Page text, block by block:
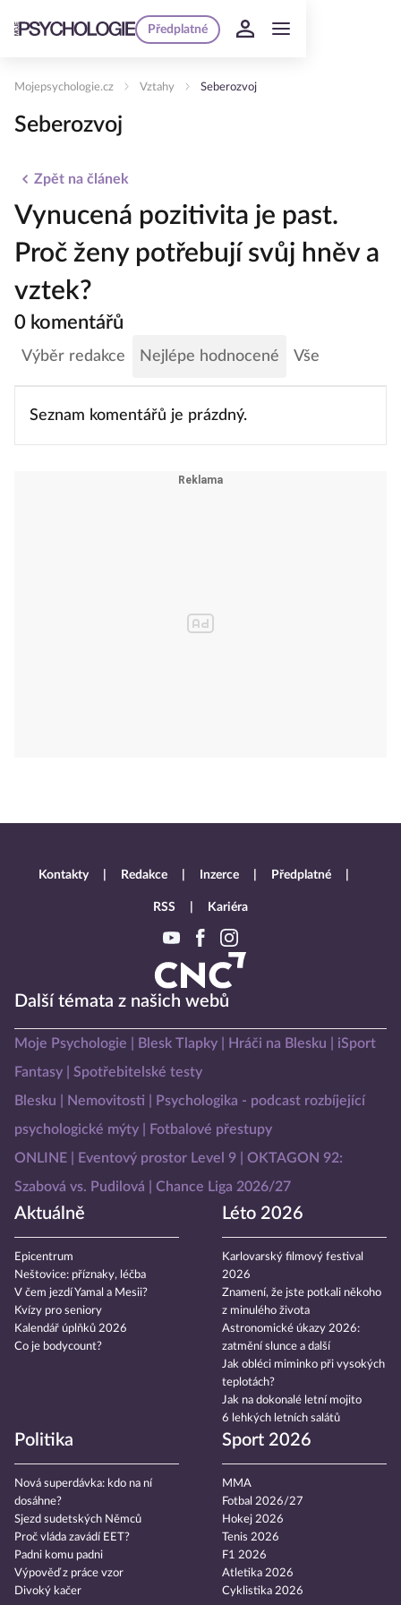
Předplatné
Mojepsychologie.cz Vztahy Seberozvoj
Seberozvoj
Zpět na článek
Vynucená pozitivita je past.
Proč ženy potřebují svůj hněv a
vztek?
0 komentářů
Výběr redakce Nejlépe hodnocené Vše
Seznam komentářů je prázdný.
Další témata z našich webů
Moje Psychologie Blesk Tlapky Hráči na Blesku
iSport
Fantasy
Spotřebitelské testy
Blesku
Nemovitosti
Psychologika - podcast rozbíjející
psychologické mýty
Fotbalové přestupy
ONLINE
Eventový prostor Level 9
OKTAGON 92:
Szabová vs. Pudilová
Chance Liga 2026/27
Aktuálně
Epicentrum
Neštovice: příznaky, léčba
V čem jezdí Yamal a Mesii?
Kvízy pro seniory
Kalendář úplňků 2026
Co je bodycount?
Léto 2026
Karlovarský filmový festival
2026
Znamení, že jste potkali někoho
z minulého života
Astronomické úkazy 2026:
zatmění slunce a další
Jak obléci miminko při vysokých
teplotách?
Jak na dokonalé letní mojito
6 lehkých letních salátů
Politika
Nová superdávka: kdo na ní
dosáhne?
Sjezd sudetských Němců
Proč vláda zavádí EET?
Padni komu padni
Výpověď z práce vzor
Divoký kačer
Sport 2026
MMA
Fotbal 2026/27
Hokej 2026
Tenis 2026
F1 2026
Atletika 2026
Cyklistika 2026
Kontakty Redakce Inzerce Předplatné
RSS Kariéra